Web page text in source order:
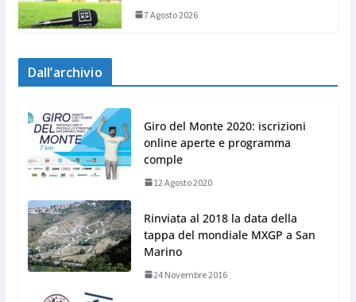
7 Agosto 2026
Dall’archivio
Giro del Monte 2020: iscrizioni
online aperte e programma
comple
12 Agosto 2020
Rinviata al 2018 la data della
tappa del mondiale MXGP a San
Marino
24 Novembre 2016